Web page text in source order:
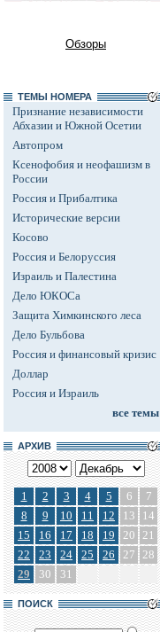
Обзоры
ТЕМЫ НОМЕРА
Признание независимости
Абхазии и Южной Осетии
Автопром
Ксенофобия и неофашизм в
России
Россия и Прибалтика
Исторические версии
Косово
Россия и Белоруссия
Израиль и Палестина
Дело ЮКОСа
Защита Химкинского леса
Дело Бульбова
Россия и финансовый кризис
Доллар
Россия и Израиль
все темы
АРХИВ
1 2 3 4 5 6
7
8
9 10 11 12 13
14
15
16 17 18 19 20 21
22
23 24 25 26 27 28
29
30 31
ПОИСК